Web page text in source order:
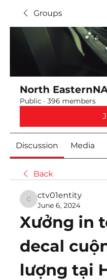
Groups
North
Public · 396 members
Discussion Media
Back
ctv01entity
ctv01entity
June 6, 2024
Xưởng in
decal
lượng tại